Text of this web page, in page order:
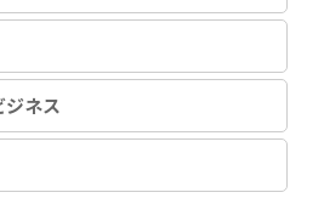
ジネス